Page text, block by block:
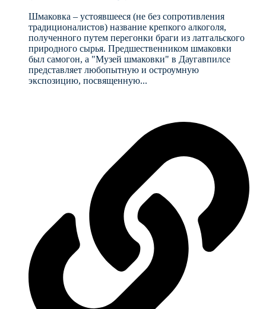
Шмаковка – устоявшееся (не без сопротивления
традиционалистов) название крепкого алкоголя,
полученного путем перегонки браги из латгальского
природного сырья. Предшественником шмаковки
был самогон, а "Музей шмаковки" в Даугавпилсе
представляет любопытную и остроумную
экспозицию, посвященную...